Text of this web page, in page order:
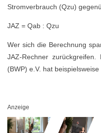
Stromverbrauch (Qzu)
JAZ = Qab : Qzu
Wer sich die Berechnung
JAZ-Rechner zurückgreifen.
(BWP) e.V. hat
Anzeige